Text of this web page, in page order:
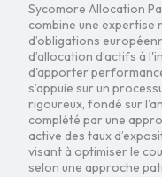
Sycomore Allocation
combine une expertise
d’obligations
d’allocation d’actifs à
d'apporter
s’appuie sur un
rigoureux, fondé sur
complété par une
active des taux
visant à optimiser le
selon une approche